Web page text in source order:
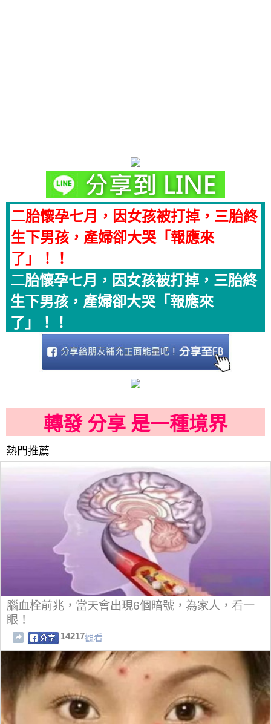
二胎懷孕七月，因女孩被打掉，三胎終
生下男孩，產婦卻大哭「報應來
了」！！
二胎懷孕七月，因女孩被打掉，三胎終
生下男孩，產婦卻大哭「報應來
了」！！
轉發 分享 是一種境界
熱門推薦
腦血栓前兆，當天會出現6個暗號，為家人，看一
眼！
14217觀看